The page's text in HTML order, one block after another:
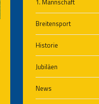
1. Mannschaft
Breitensport
Historie
Jubiläen
News